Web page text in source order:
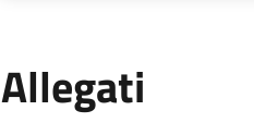
Allegati